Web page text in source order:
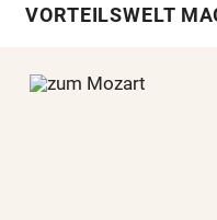
VORTEILSWELT